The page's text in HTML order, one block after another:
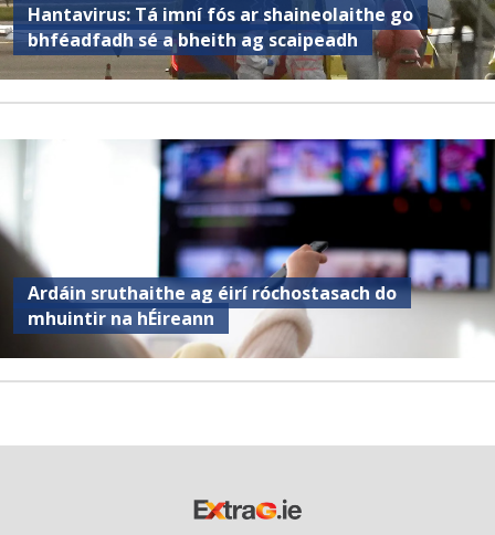
Hantavirus: Tá imní fós ar shaineolaithe go
bhféadfadh sé a bheith ag scaipeadh
Ardáin sruthaithe ag éirí róchostasach do
mhuintir na hÉireann